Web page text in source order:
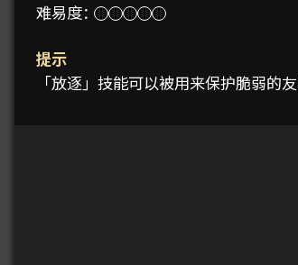
难易度：
提示
「放逐」技能可以被用来保护脆弱的